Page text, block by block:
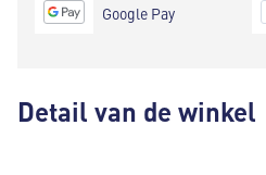
Google Pay
Detail van de winkel